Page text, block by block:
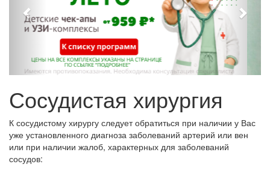
Сосудистая хирургия
К сосудистому хирургу следует обратиться при наличии у Вас
уже установленного диагноза заболеваний артерий или вен
или при наличии жалоб, характерных для заболеваний
сосудов: